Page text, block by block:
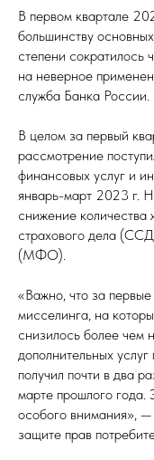
В первом квартале
большинству
степени
на неверное
служба Банка России.
В целом за первый
рассмотрение
финансовых услуг и
январь-март 2023 г.
снижение количества
страхового дела
(МФО).
«Важно, что за
мисселинга, на
снизилось более чем
дополнительных
получил почти в два
марте прошлого года.
особого внимания»,
защите прав